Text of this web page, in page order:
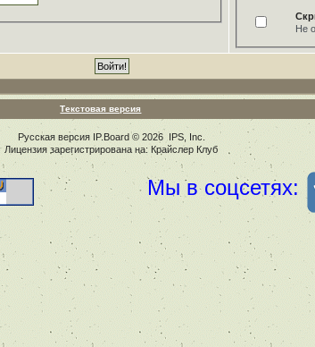
Не
Текстовая версия
Русская версия IP.Board© 2026 IPS, Inc
Лицензия зарегистрирована на: Крайслер Клуб
Мы в соцсетях: